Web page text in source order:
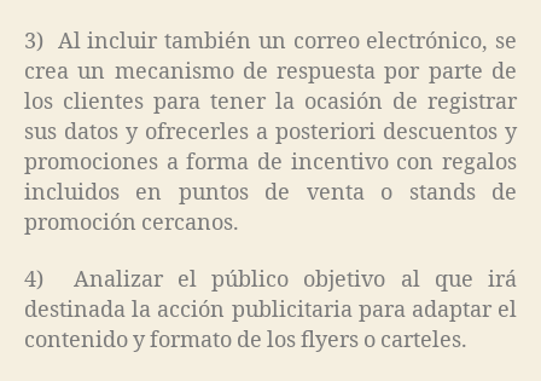
3) Al incluir también un correo electrónico, se
crea un mecanismo de respuesta por parte de
los clientes para tener la ocasión de registrar
sus datos y ofrecerles a posteriori descuentos y
promociones a forma de incentivo con regalos
incluidos en puntos de venta o stands de
promoción cercanos.
4) Analizar el público objetivo al que irá
destinada la acción publicitaria para adaptar el
contenido y formato de los flyers o carteles.